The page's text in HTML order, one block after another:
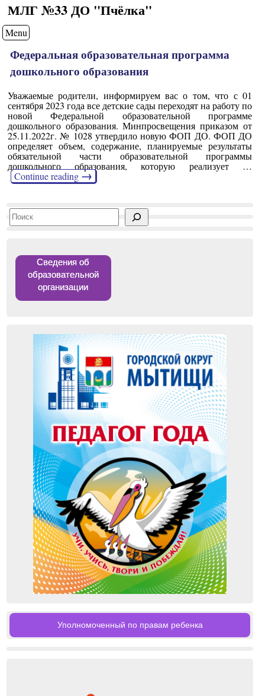
МЛГ №33 ДО "Пчёлка"
Menu
Федеральная образовательная программа
дошкольного образования
Уважаемые родители, информируем вас о том, что с 01
сентября 2023 года все детские сады переходят на работу по
новой Федеральной образовательной программе
дошкольного образования. Минпросвещения приказом от
25.11.2022г. № 1028 утвердило новую ФОП ДО. ФОП ДО
определяет объем, содержание, планируемые результаты
обязательной части образовательной программы
дошкольного образования, которую реализует …
Continue reading→
Поиск
Сведения об
образовательной
организации
Уполномоченный по правам ребенка